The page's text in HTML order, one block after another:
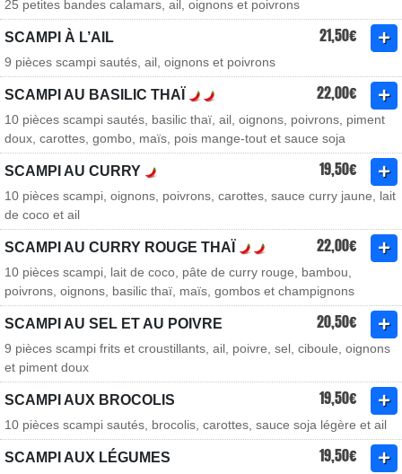
25 petites bandes calamars, ail, oignons et poivrons
SCAMPI À L’AIL 21,50€
9 pièces scampi sautés, ail, oignons et poivrons
SCAMPI AU BASILIC THAÏ 22,00€
10 pièces scampi sautés, basilic thaï, ail, oignons, poivrons, piment
doux, carottes, gombo, maïs, pois mange-tout et sauce soja
SCAMPI AU CURRY 19,50€
10 pièces scampi, oignons, poivrons, carottes, sauce curry jaune, lait
de coco et ail
SCAMPI AU CURRY ROUGE THAÏ 22,00€
10 pièces scampi, lait de coco, pâte de curry rouge, bambou,
poivrons, oignons, basilic thaï, maïs, gombos et champignons
SCAMPI AU SEL ET AU POIVRE 20,50€
9 pièces scampi frits et croustillants, ail, poivre, sel, ciboule, oignons
et piment doux
SCAMPI AUX BROCOLIS 19,50€
10 pièces scampi sautés, brocolis, carottes, sauce soja légère et ail
SCAMPI AUX LÉGUMES 19,50€